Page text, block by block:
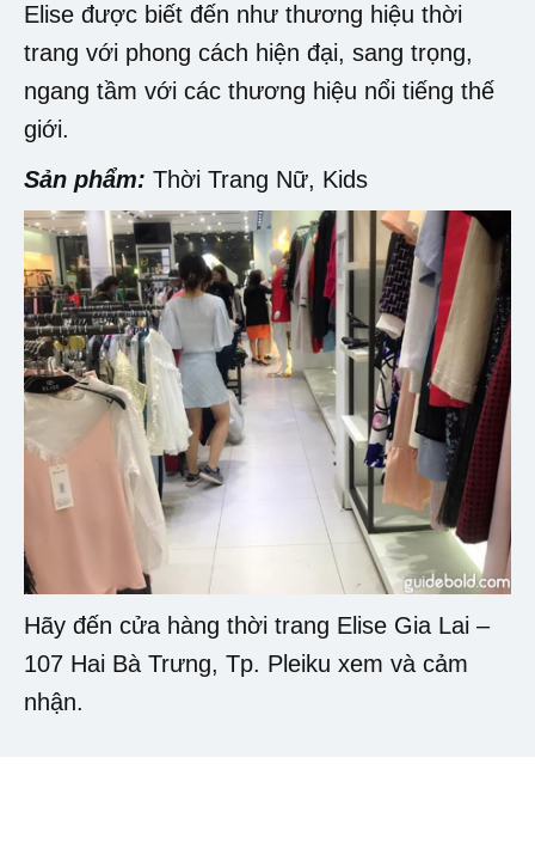
Elise được biết đến như thương hiệu thời
trang với phong cách hiện đại, sang trọng,
ngang tầm với các thương hiệu nổi tiếng thế
giới.
Sản phẩm: Thời Trang Nữ, Kids
Hãy đến cửa hàng thời trang Elise Gia Lai –
107 Hai Bà Trưng, Tp. Pleiku xem và cảm
nhận.